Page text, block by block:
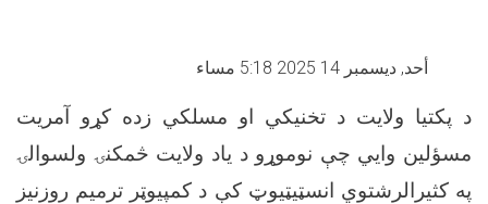
أحد, ديسمبر 14 2025 5:18 مساء
د پکتیا ولایت د تخنیکي او مسلکي زده کړو آمریت
مسؤلين وايي چې نوموړو د یاد ولایت څمکنۍ ولسوالۍ
په کثیرالرشتوي انسټیټیوټ کې د کمپیوټر ترمیم روزنیز